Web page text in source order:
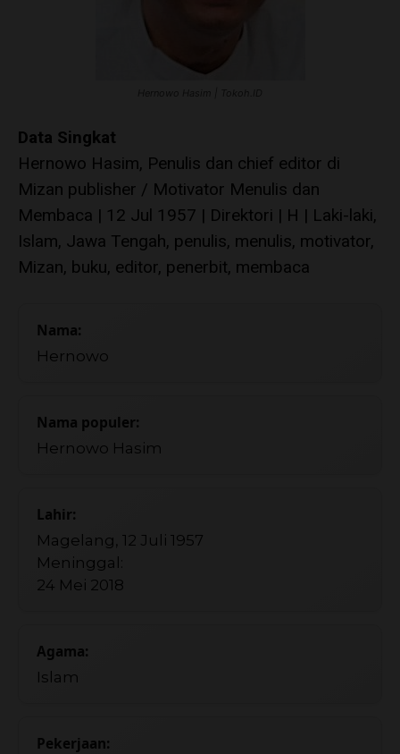
Data Singkat
Hernowo Hasim, Penulis dan chief editor di
Mizan publisher / Motivator Menulis dan
Membaca | 12 Jul 1957 | Direktori | H | Laki-laki,
Islam, Jawa Tengah, penulis, menulis, motivator,
Mizan, buku, editor, penerbit, membaca
Nama:
Hernowo
Nama populer:
Hernowo Hasim
Lahir:
Magelang, 12 Juli 1957
Meninggal:
24 Mei 2018
Agama:
Islam
Pekerjaan: